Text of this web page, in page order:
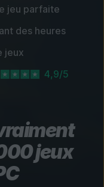
jeu parfaite
des heures
jeux
4,9/5
jeux